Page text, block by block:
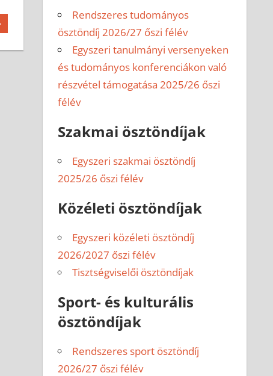
Rendszeres tudományos
ösztöndíj 2026/27 őszi félév
Egyszeri tanulmányi versenyeken
és tudományos konferenciákon való
részvétel támogatása 2025/26 őszi
félév
Szakmai ösztöndíjak
Egyszeri szakmai ösztöndíj
2025/26 őszi félév
Közéleti ösztöndíjak
Egyszeri közéleti ösztöndíj
2026/2027 őszi félév
Tisztségviselői ösztöndíjak
Sport- és kulturális
ösztöndíjak
Rendszeres sport ösztöndíj
2026/27 őszi félév